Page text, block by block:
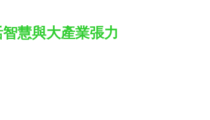
慧與大產業張力